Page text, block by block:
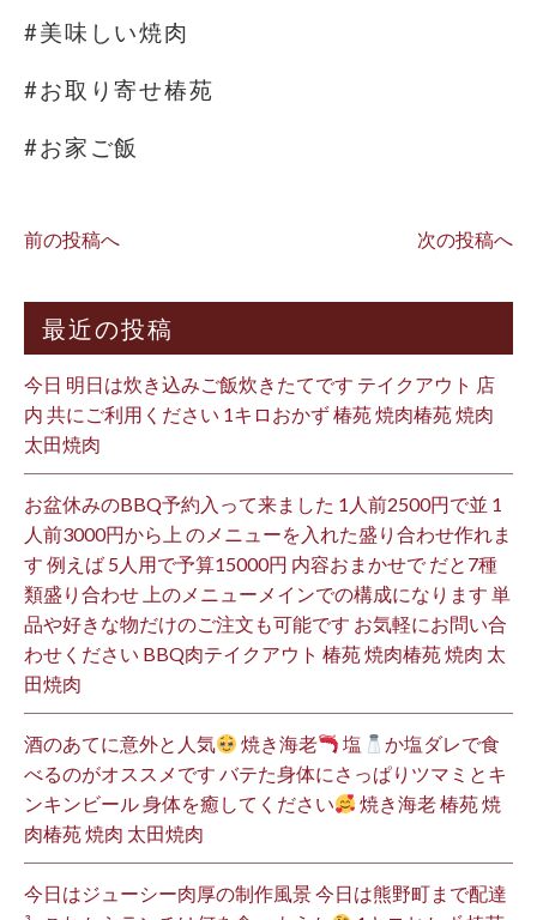
#美味しい焼肉
#お取り寄せ椿苑
#お家ご飯
前の投稿へ 次の投稿へ
最近の投稿
今日 明日は炊き込みご飯炊きたてです テイクアウト 店
内 共にご利用ください 1キロおかず 椿苑 焼肉椿苑 焼肉
太田焼肉
お盆休みのBBQ予約入って来ました 1人前2500円で並 1
人前3000円から上 のメニューを入れた盛り合わせ作れま
す 例えば 5人用で予算15000円 内容おまかせで だと7種
類盛り合わせ 上のメニューメインでの構成になります 単
品や好きな物だけのご注文も可能です お気軽にお問い合
わせください BBQ肉テイクアウト 椿苑 焼肉椿苑 焼肉 太
田焼肉
酒のあてに意外と人気 焼き海老 塩
か塩ダレで食
べるのがオススメです バテた身体にさっぱりツマミとキ
ンキンビール 身体を癒してください
焼き海老 椿苑 焼
肉椿苑 焼肉 太田焼肉
今日はジューシー肉厚の制作風景 今日は熊野町まで配達